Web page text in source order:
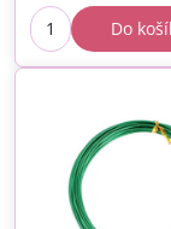
Do